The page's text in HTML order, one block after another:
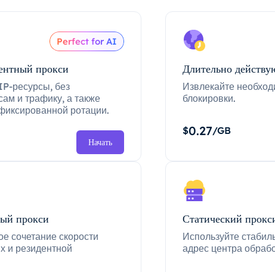
Perfect for AI
прокси
ресурсы, без
и трафику, а также
ротации.
Начать
Длительно
Извлекайте
блокировки.
$0.27/GB
прокси
сочетание скорости
и резидентной
Статический
Используйте
адрес центра